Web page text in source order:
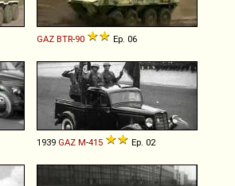
GAZ BTR-90 Ep. 06
1939 GAZ M-415 Ep. 02